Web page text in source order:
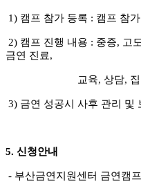
1) 캠프 참가 등록 : 캠프 참
2) 캠프 진행 내용 : 중증, 고
금연 진료,
교육, 상담, 집단 심
3) 금연 성공시 사후 관리 및
5. 신청안내
- 부산금연지원센터 금연캠